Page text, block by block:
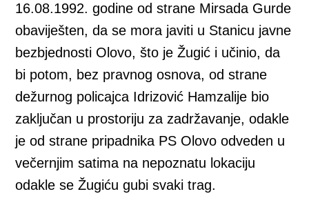
16.08.1992. godine od strane Mirsada Gurde
obaviješten, da se mora javiti u Stanicu javne
bezbjednosti Olovo, što je Žugić i učinio, da
bi potom, bez pravnog osnova, od strane
dežurnog policajca Idrizović Hamzalije bio
zaključan u prostoriju za zadržavanje, odakle
je od strane pripadnika PS Olovo odveden u
večernjim satima na nepoznatu lokaciju
odakle se Žugiću gubi svaki trag.